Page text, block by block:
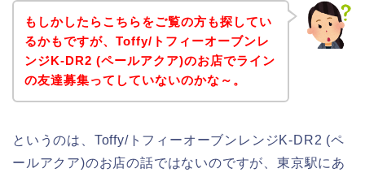
もしかしたらこちらをご覧の方も探してい
るかもですが、Toffy/トフィーオーブンレ
ンジK-DR2 (ペールアクア)のお店でライン
の友達募集ってしていないのかな～。
というのは、Toffy/トフィーオーブンレンジK-DR2 (ペ
ールアクア)のお店の話ではないのですが、東京駅にあ